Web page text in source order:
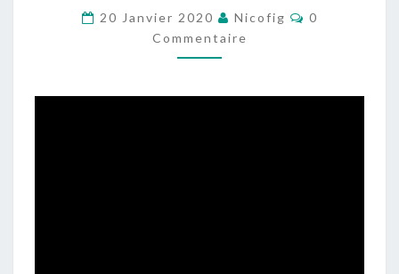
LE
CHANGEMENT
D’AILE
20 Janvier 2020 Nicofig
0
Commentaire